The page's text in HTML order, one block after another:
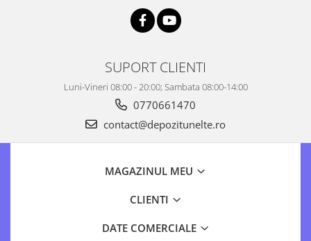
SUPORT CLIENTI
Luni-Vineri 08:00 - 20:00; Sambata 08:00-14:00
0770661470
contact@depozitunelte.ro
MAGAZINUL MEU
CLIENTI
DATE COMERCIALE